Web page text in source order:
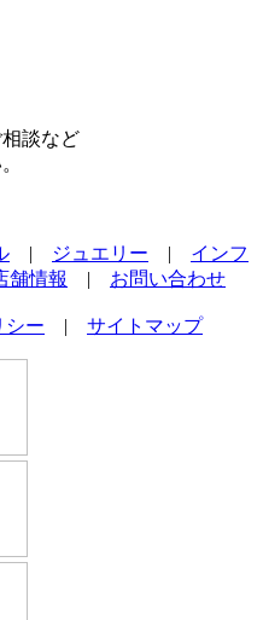
談など
| ジュエリー | インフ
舗情報 | お問い合わせ
シー | サイトマップ